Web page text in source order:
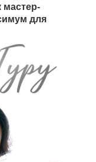
мастер-
для